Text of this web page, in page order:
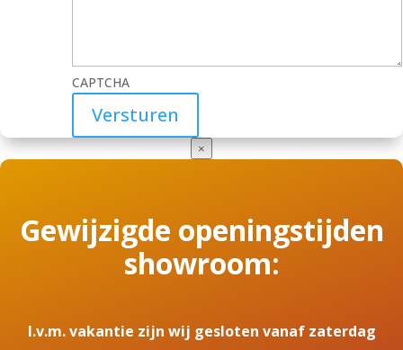
CAPTCHA
×
Gewijzigde openingstijden
showroom:
I.v.m. vakantie zijn wij gesloten vanaf zaterdag